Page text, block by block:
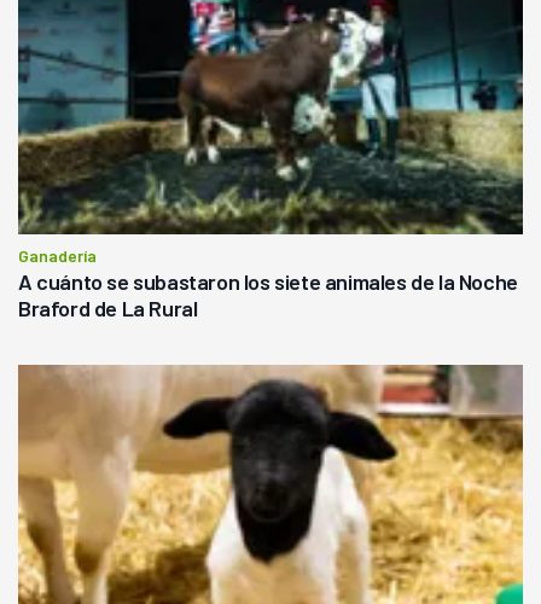
Ganadería
A cuánto se subastaron los siete animales de la Noche
Braford de La Rural